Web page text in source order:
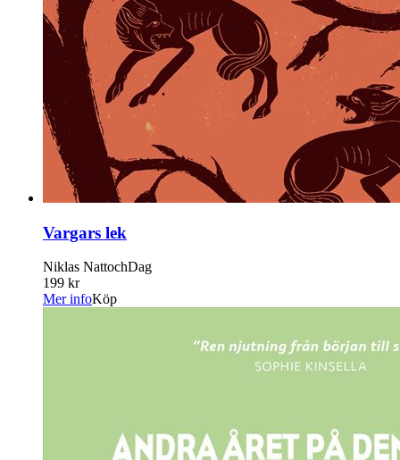
Vargars lek
Niklas NattochDag
199 kr
Mer infoKöp